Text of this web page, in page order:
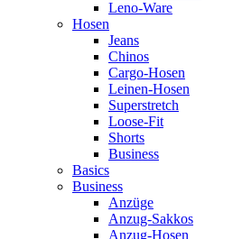
Leno-Ware
Hosen
Jeans
Chinos
Cargo-Hosen
Leinen-Hosen
Superstretch
Loose-Fit
Shorts
Business
Basics
Business
Anzüge
Anzug-Sakkos
Anzug-Hosen